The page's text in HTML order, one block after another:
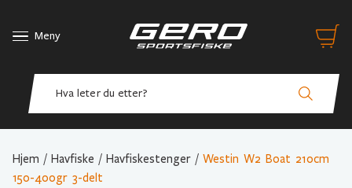
Meny
Hjem / Havfiske / Havfiskestenger / Westin W2 Boat 210cm
150-400gr 3-delt